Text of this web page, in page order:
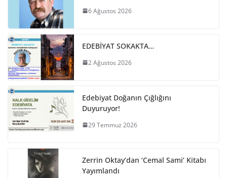
6 Ağustos 2026
EDEBİYAT SOKAKTA…
2 Ağustos 2026
Edebiyat Doğanın Çığlığını
Duyuruyor!
29 Temmuz 2026
Zerrin Oktay’dan ‘Cemal Sami’ Kitabı
Yayımlandı